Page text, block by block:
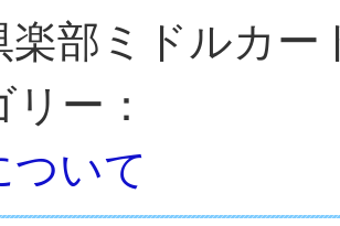
楽部ミドルカー
ー：
ついて